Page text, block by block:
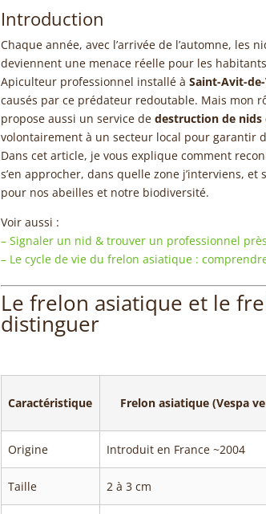
Introduction
Chaque année, avec l’arrivée de l’automne,
deviennent une menace réelle pour les
Apiculteur professionnel installé à Saint-Avit-
causés par ce prédateur redoutable. Mais mon
propose aussi un service de destruction de nids
volontairement à un secteur local pour garantir
Dans cet article, je vous explique comment
s’en approcher, dans quelle zone j’interviens,
pour nos abeilles et notre biodiversité.
Voir aussi :
– Signaler un nid & trouver un professionnel
– Le cycle de vie du frelon asiatique :
Le frelon asiatique et le
distinguer
Caractéristique Frelon asiatique (Vespa
Origine Introduit en France ~2004
Taille 2 à 3 cm